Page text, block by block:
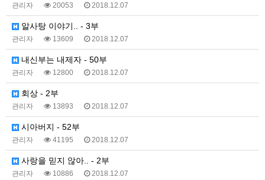
관리자 20053 2018.12.07
알사탕 이야기.. - 3부
관리자 13609 2018.12.07
내신부는 내제자 - 50부
관리자 12800 2018.12.07
회상 - 2부
관리자 13893 2018.12.07
시아버지 - 52부
관리자 41195 2018.12.07
사랑을 믿지 않아.. - 2부
관리자 10886 2018.12.07